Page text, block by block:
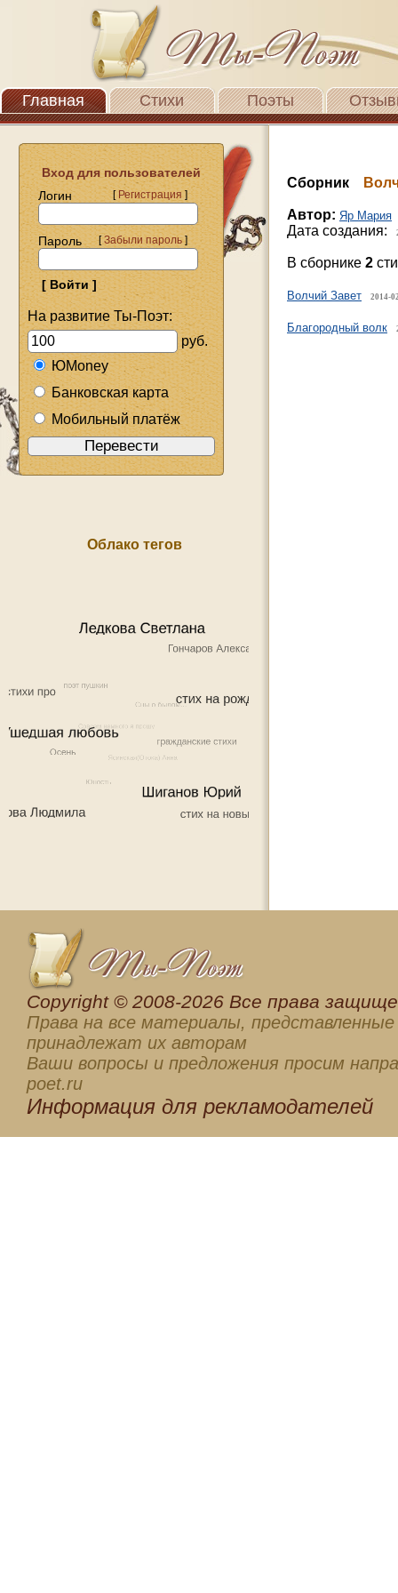
Главная Стихи Поэты
Вход для пользователей
Логин
[Регистрация]
Пароль [Забыли пароль]
На развитие Ты-Поэт:
руб.
ЮMoney
Банковская карта
Мобильный платёж
Облако тегов
Сборник
Автор: Яр Мария
Дата создания:
В сборнике 2
Волчий Завет 2014-
Благородный волк
Сopyright © 2008-2026 Все права
Права на все материалы, представленные
принадлежат их авторам
Ваши вопросы и предложения просим
poet.ru
Информация для рекламодателей